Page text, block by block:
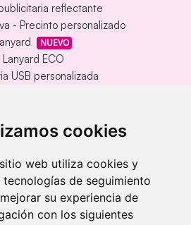
cookies
web utiliza cookies y
tecnologías de seguimiento
su experiencia de
con los siguientes
reflectante
- Precinto personalizado
NUEVO
Lanyard ECO
USB personalizada
en madera y metal
en madera clara
Banderolas
publicitarias